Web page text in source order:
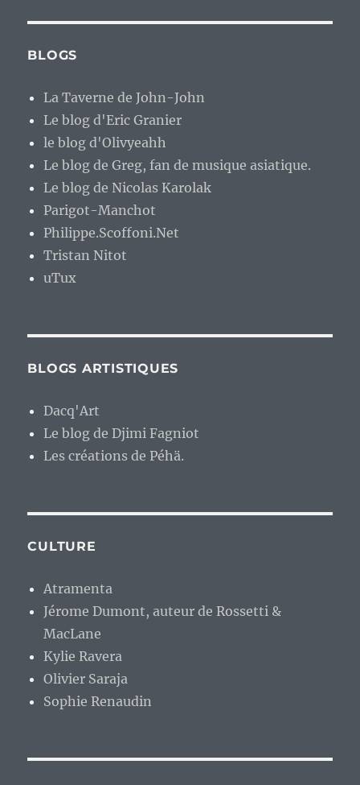
BLOGS
La Taverne de John-John
Le blog d'Eric Granier
le blog d'Olivyeahh
Le blog de Greg, fan de musique asiatique.
Le blog de Nicolas Karolak
Parigot-Manchot
Philippe.Scoffoni.Net
Tristan Nitot
uTux
BLOGS ARTISTIQUES
Dacq'Art
Le blog de Djimi Fagniot
Les créations de Péhä.
CULTURE
Atramenta
Jérome Dumont, auteur de Rossetti &
MacLane
Kylie Ravera
Olivier Saraja
Sophie Renaudin